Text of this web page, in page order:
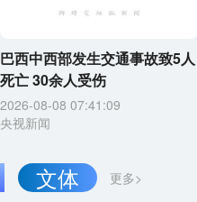
巴西中西部发生交通事故致5人
死亡 30余人受伤
2026-08-08 07:41:09
央视新闻
更多>
文体